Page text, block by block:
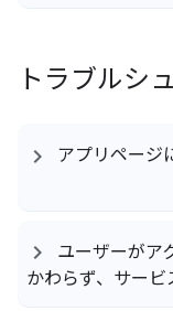
トラブルシ
アプリページ
ユーザーがア
かわらず、サー